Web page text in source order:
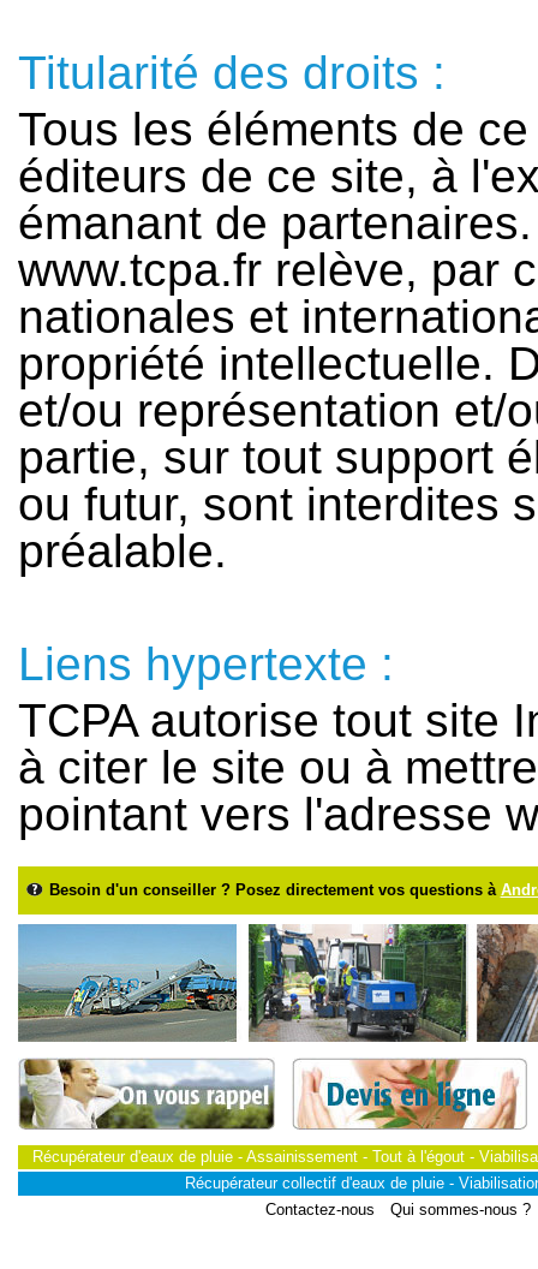
Titularité des droits :
Tous les éléments de
éditeurs de ce site, à
émanant de
www.tcpa.fr relève, par
nationales et
propriété intellectuelle.
et/ou représentation et/
partie, sur tout support
ou futur, sont interdites
préalable.
Liens hypertexte :
TCPA autorise tout site
à citer le site ou à
pointant vers l'adresse
Besoin d'un conseiller ? Posez directement vos questions à
Récupérateur d'eaux de pluie - Assainissement - Tout à l'égout -
Récupérateur collectif d'eaux de pluie -
Contactez-nous
Qui sommes-nous ?